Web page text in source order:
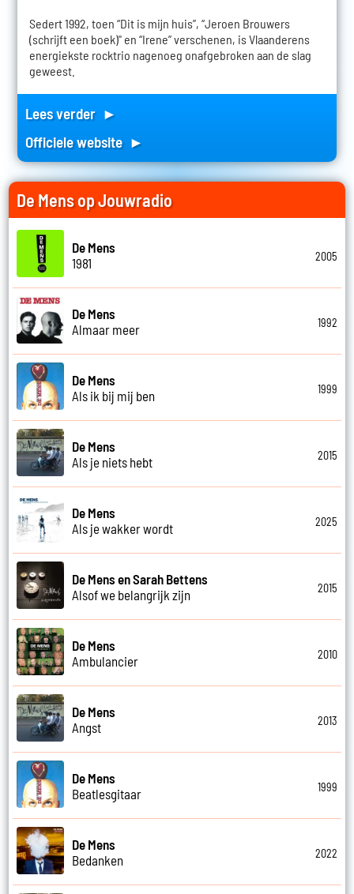
Sedert 1992, toen “Dit is mijn huis”, “Jeroen Brouwers
(schrijft een boek)" en “Irene” verschenen, is Vlaanderens
energiekste rocktrio nagenoeg onafgebroken aan de slag
geweest.
Lees verder ►
Officiele website ►
De Mens op Jouwradio
De Mens
1981
2005
De Mens
Almaar meer
1992
De Mens
Als ik bij mij ben
1999
De Mens
Als je niets hebt
2015
De Mens
Als je wakker wordt
2025
De Mens en Sarah Bettens
Alsof we belangrijk zijn
2015
De Mens
Ambulancier
2010
De Mens
Angst
2013
De Mens
Beatlesgitaar
1999
De Mens
Bedanken
2022